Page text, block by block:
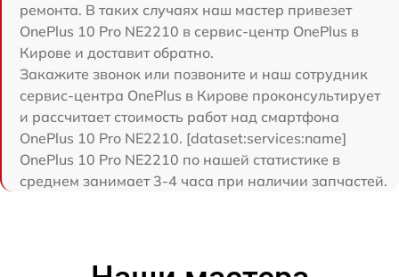
ремонта. В таких случаях наш мастер привезет
OnePlus 10 Pro NE2210 в сервис-центр OnePlus в
Кирове и доставит обратно.
Закажите звонок или позвоните и наш сотрудник
сервис-центра OnePlus в Кирове проконсультирует
и рассчитает стоимость работ над смартфона
OnePlus 10 Pro NE2210. [dataset:services:name]
OnePlus 10 Pro NE2210 по нашей статистике в
среднем занимает 3-4 часа при наличии запчастей.